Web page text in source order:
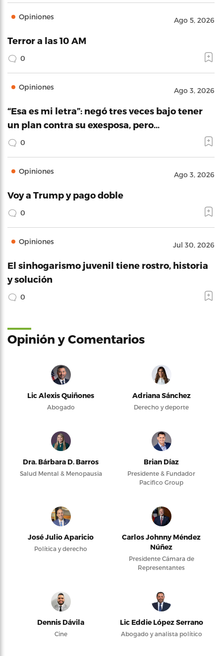
Opiniones Ago 5, 2026
Terror a las 10 AM
0
Opiniones Ago 3, 2026
“Esa es mi letra”: negó tres veces bajo tener
un plan contra su exesposa, pero…
0
Opiniones Ago 3, 2026
Voy a Trump y pago doble
0
Opiniones Jul 30, 2026
El sinhogarismo juvenil tiene rostro, historia
y solución
0
Opinión y Comentarios
Lic Alexis Quiñones
Abogado
Adriana Sánchez
Derecho y deporte
Dra. Bárbara D. Barros
Salud Mental & Menopausia
Brian Díaz
Presidente & Fundador
Pacifico Group
José Julio Aparicio
Política y derecho
Carlos Johnny Méndez
Núñez
Presidente Cámara de
Representantes
Dennis Dávila
Cine
Lic Eddie López Serrano
Abogado y analista político